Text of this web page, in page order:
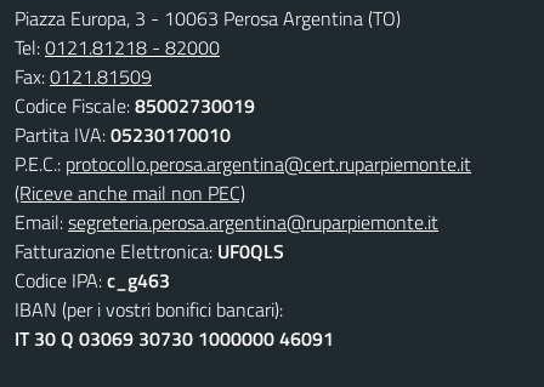
Piazza Europa, 3 - 10063 Perosa Argentina (TO)
Tel:0121.81218 - 82000
Fax:0121.81509
Codice Fiscale:85002730019
Partita IVA:05230170010
P.E.C.: protocollo.perosa.argentina@cert.ruparpiemonte.it
(Riceve anche mail non PEC)
Email:segreteria.perosa.argentina@ruparpiemonte.it
Fatturazione Elettronica: UF0QLS
Codice IPA:c_g463
IBAN (per i vostri bonifici bancari):
IT 30 Q 03069 30730 1000000 46091